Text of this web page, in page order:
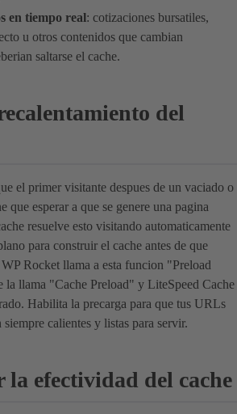
en tiempo real: cotizaciones bursatiles,
u otros contenidos que cambian
saltarse el cache.
del
el primer visitante despues de un vaciado o
que esperar a que se genere una pagina
resuelve esto visitando automaticamente
para construir el cache antes de que
Rocket llama a esta funcion "Preload
la llama "Cache Preload" y LiteSpeed Cache
Habilita la precarga para que tus URLs
siempre calientes y listas para servir.
la efectividad del cache